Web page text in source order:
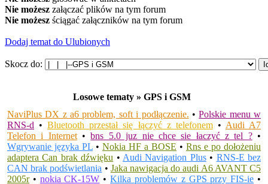
Nie możesz załączać plików na tym forum
Nie możesz ściągać załączników na tym forum
Dodaj temat do Ulubionych
Skocz do:
Losowe tematy » GPS i GSM
NaviPlus DX z a6 problem, soft i podłączenie. •Polskie menu w
RNS-d •Bluetooth przestał się łączyć z telefonem• Audi A7
Telefon i Internet•bns 5.0 juz nie chce sie łaczyć z tel ?•
Wgrywanie języka PL • Nokia HF a BOSE • Rns e po dołożeniu
adaptera Can brak dźwięku • Audi Navigation Plus• RNS-E bez
CAN brak podświetlania • Jaka nawigacja do audi A6 AVANT C5
2005r• nokia CK-15W •Kilka problemów z GPS przy FIS-ie •